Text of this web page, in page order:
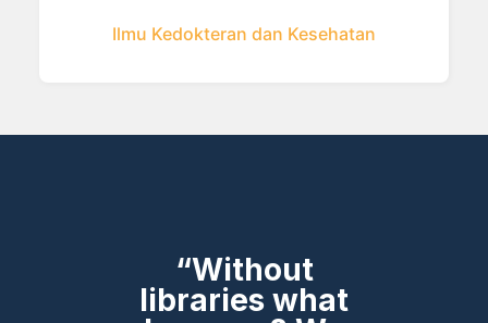
Ilmu Kedokteran dan Kesehatan
“Without
libraries what